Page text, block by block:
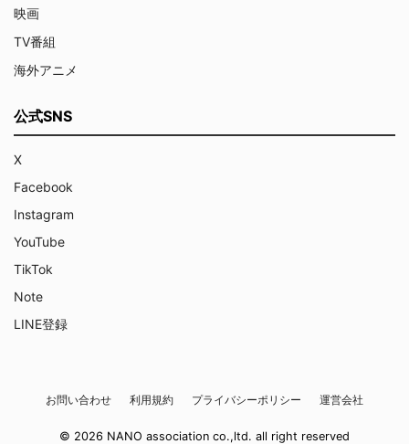
映画
TV番組
海外アニメ
公式SNS
X
Facebook
Instagram
YouTube
TikTok
Note
LINE登録
お問い合わせ 利用規約 プライバシーポリシー 運営会社
© 2026 NANO association co.,ltd. all right reserved